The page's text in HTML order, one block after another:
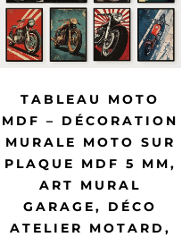
TABLEAU MOTO
MDF – DÉCORATION
MURALE MOTO SUR
PLAQUE MDF 5 MM,
ART MURAL
GARAGE, DÉCO
ATELIER MOTARD,